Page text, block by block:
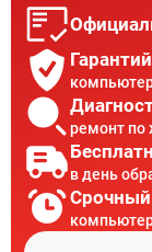
ремонт по
в день